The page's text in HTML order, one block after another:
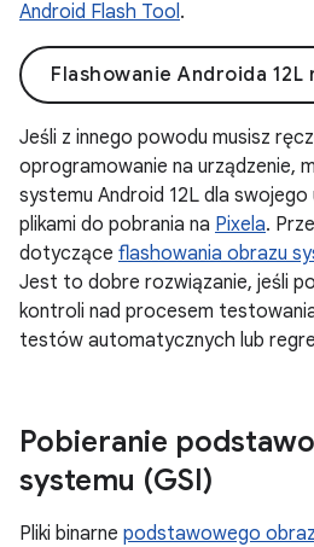
Android Flash Tool .
Jeśli z innego powodu musisz
oprogramowanie na urządzenie,
systemu Android 12L dla
plikami do pobrania na Pixela.
dotyczące flashowania obrazu
Jest to dobre rozwiązanie, jeśli
kontroli nad procesem
testów automatycznych lub
Pobieranie
systemu (GSI)
Pliki binarne podstawowego